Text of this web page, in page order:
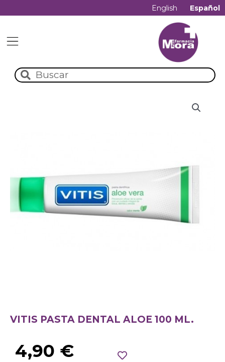
English Español
VITIS PASTA DENTAL ALOE 100 ML.
4,90 €